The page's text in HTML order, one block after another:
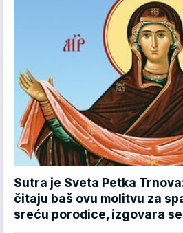
Sutra je Sveta Petka
čitaju baš ovu molitvu za
sreću porodice, izgovara